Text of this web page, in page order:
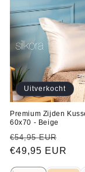
Uitverkocht
Premium Zijden
60x70 - Beige
Normale
prijs
€54,95 EUR
€49,95 EUR